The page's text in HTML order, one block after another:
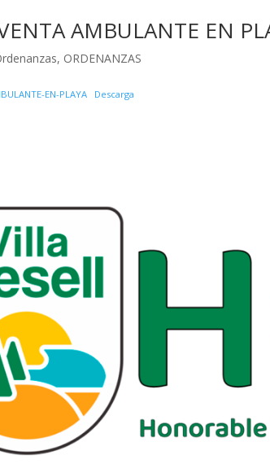
AMBULANTE EN
, ORDENANZAS
EN-PLAYA Descarga